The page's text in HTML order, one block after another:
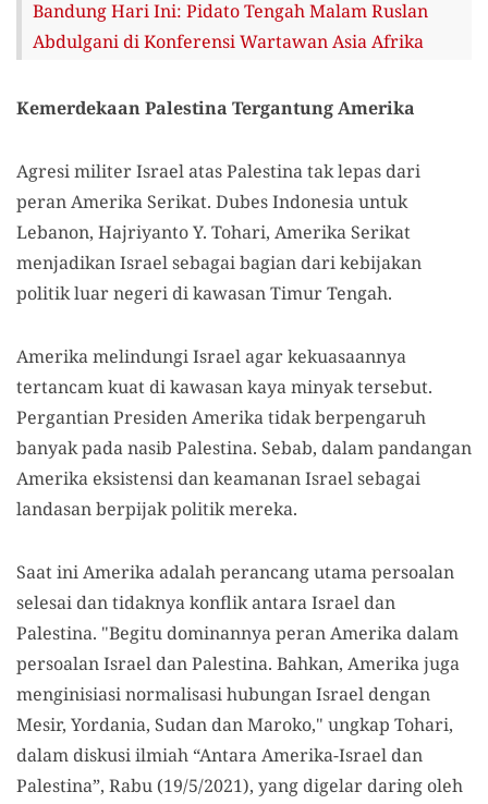
Bandung Hari Ini: Pidato Tengah Malam Ruslan
Abdulgani di Konferensi Wartawan Asia Afrika
Kemerdekaan Palestina Tergantung Amerika
Agresi militer Israel atas Palestina tak lepas dari
peran Amerika Serikat. Dubes Indonesia untuk
Lebanon, Hajriyanto Y. Tohari, Amerika Serikat
menjadikan Israel sebagai bagian dari kebijakan
politik luar negeri di kawasan Timur Tengah.
Amerika melindungi Israel agar kekuasaannya
tertancam kuat di kawasan kaya minyak tersebut.
Pergantian Presiden Amerika tidak berpengaruh
banyak pada nasib Palestina. Sebab, dalam pandangan
Amerika eksistensi dan keamanan Israel sebagai
landasan berpijak politik mereka.
Saat ini Amerika adalah perancang utama persoalan
selesai dan tidaknya konflik antara Israel dan
Palestina. "Begitu dominannya peran Amerika dalam
persoalan Israel dan Palestina. Bahkan, Amerika juga
menginisiasi normalisasi hubungan Israel dengan
Mesir, Yordania, Sudan dan Maroko," ungkap Tohari,
dalam diskusi ilmiah “Antara Amerika-Israel dan
Palestina”, Rabu (19/5/2021), yang digelar daring oleh